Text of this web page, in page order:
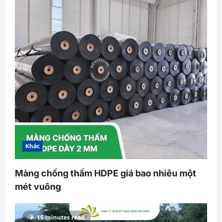
Khác
Màng chống thấm HDPE giá bao nhiêu một
mét vuông
15 minutes read